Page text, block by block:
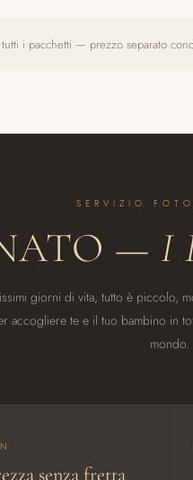
i pacchetti — prezzo separato
SERVIZIO
— I
giorni di vita, tutto è piccolo,
accogliere te e il tuo bambino in
mondo.
senza fretta